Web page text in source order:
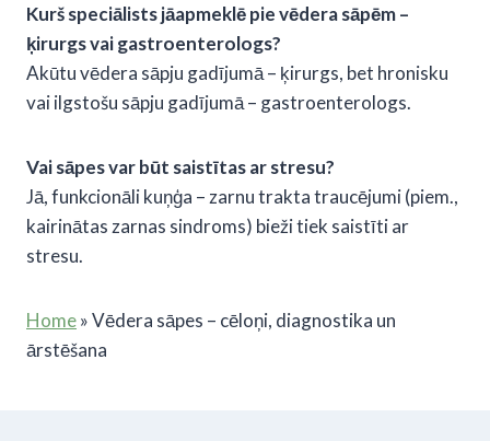
Kurš speciālists jāapmeklēpie vēdera sāpēm–
ķirurgs vai gastroenterologs?
Akūtu vēdera sāpju gadījumā – ķirurgs, bet hronisku
vai ilgstošu sāpju gadījumā – gastroenterologs.
Vai sāpes var būt saistītas ar stresu?
Jā, funkcionāli kuņģa – zarnu trakta traucējumi (piem.,
kairinātas zarnas sindroms) bieži tiek saistīti ar
stresu.
Home»Vēdera sāpes – cēloņi, diagnostika un
ārstēšana